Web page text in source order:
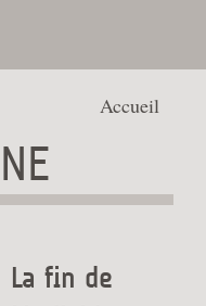
Accueil
La fin de